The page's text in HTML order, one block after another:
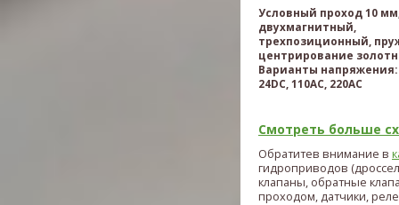
Условный проход 10
двухмагнитный,
трехпозиционный,
центрирование
Варианты напряжения:
24DC, 110AC, 220AC
Смотреть больше
Обратитев внимание в
гидроприводов
клапаны, обратные
проходом, датчики, реле